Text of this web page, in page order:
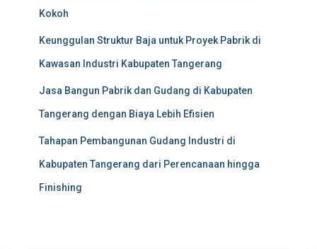
Kokoh
Keunggulan Struktur Baja untuk Proyek Pabrik di
Kawasan Industri Kabupaten Tangerang
Jasa Bangun Pabrik dan Gudang di Kabupaten
Tangerang dengan Biaya Lebih Efisien
Tahapan Pembangunan Gudang Industri di
Kabupaten Tangerang dari Perencanaan hingga
Finishing